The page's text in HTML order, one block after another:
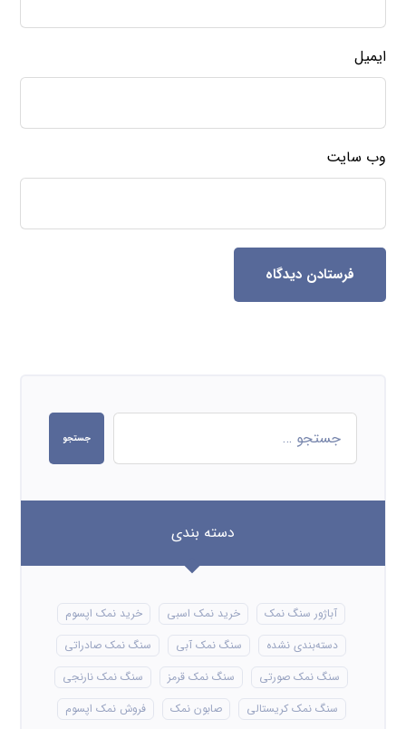
ایمیل
وب‌ سایت
فرستادن دیدگاه
جستجو
دسته بندی
آباژور سنگ نمک خرید نمک اسبی
خرید نمک اپسوم
دسته‌بندی نشده
سنگ نمک آبی
سنگ نمک صادراتی
سنگ نمک صورتی
سنگ نمک قرمز
سنگ نمک نارنجی
سنگ نمک کریستالی
صابون نمک
فروش نمک اپسوم